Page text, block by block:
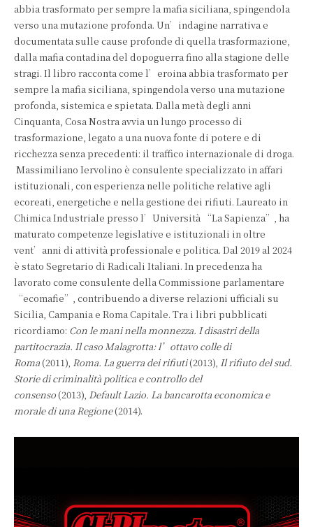
abbia trasformato per sempre la mafia siciliana, spingendola
verso una mutazione profonda. Un’indagine narrativa e
documentata sulle cause profonde di quella trasformazione,
dalla mafia contadina del dopoguerra fino alla stagione delle
stragi. Il libro racconta come l’eroina abbia trasformato per
sempre la mafia siciliana, spingendola verso una mutazione
profonda, sistemica e spietata. Dalla metà degli anni
Cinquanta, Cosa Nostra avvia un lungo processo di
trasformazione, legato a una nuova fonte di potere e di
ricchezza senza precedenti: il traffico internazionale di droga.
Massimiliano Iervolino è consulente specializzato in affari
istituzionali, con esperienza nelle politiche relative agli
ecoreati, energetiche e nella gestione dei rifiuti. Laureato in
Chimica Industriale presso l’Università “La Sapienza”, ha
maturato competenze legislative e istituzionali in oltre
vent’anni di attività professionale e politica. Dal 2019 al 2024
è stato Segretario di Radicali Italiani. In precedenza ha
lavorato come consulente della Commissione parlamentare
“ecomafie”, contribuendo a diverse relazioni ufficiali su
Sicilia, Campania e Roma Capitale. Tra i libri pubblicati
ricordiamo: Con le mani nella monnezza. I disastri della
partitocrazia. Il caso Malagrotta: l’ottavo colle di
Roma (2011), Roma. La guerra dei rifiuti(2013), Il rifiuto del sud.
Storie di criminalità politica e controllo del
consenso (2013), Default Lazio. La bancarotta economica e
morale di una Regione(2014).